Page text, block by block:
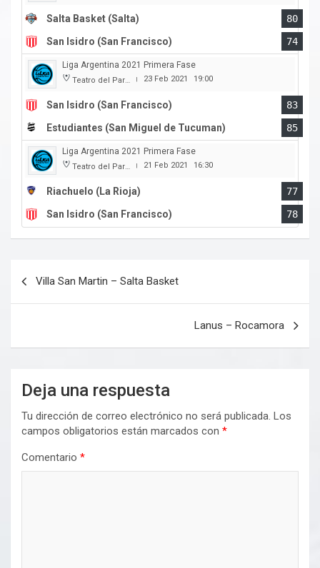
Salta Basket (Salta)
80
San Isidro (San Francisco)
74
Liga Argentina 2021 Primera Fase
Teatro del Parque | 23 Feb 2021 19:00
San Isidro (San Francisco)
83
Estudiantes (San Miguel de Tucuman)
85
Liga Argentina 2021 Primera Fase
Teatro del Parque | 21 Feb 2021 16:30
Riachuelo (La Rioja)
77
San Isidro (San Francisco)
78
Villa San Martin – Salta Basket
Lanus – Rocamora
Deja una respuesta
Tu dirección de correo electrónico no será publicada. Los
campos obligatorios están marcados con *
Comentario *